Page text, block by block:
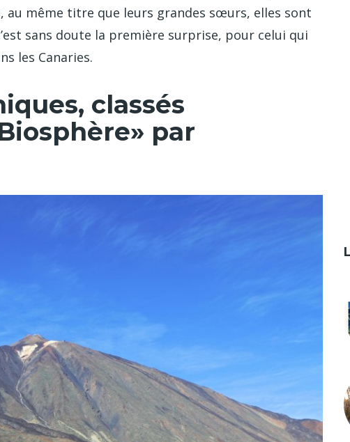
au même titre que leurs grandes sœurs, elles sont
sans doute la première surprise, pour celui qui
les Canaries.
classés
par